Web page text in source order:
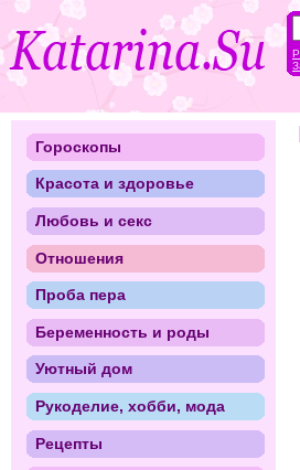
Гороскопы
Красота и здоровье
Любовь и секс
Отношения
Проба пера
Беременность и роды
Уютный дом
Рукоделие, хобби, мода
Рецепты